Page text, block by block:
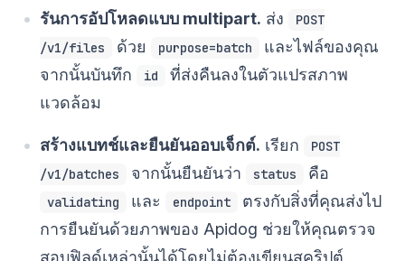
รันการอัปโหลดแบบ multipart. ส่ง
POST
/v1/files
ด้วย purpose=batch
และไฟล์ของคุณ
จากนั้นบันทึก
id
ที่ส่งคืนลงในตัวแปรสภาพ
แวดล้อม
สร้างแบทช์และยืนยันออบเจ็กต์. เรียก
POST
/v1/batches
จากนั้นยืนยันว่า status คือ
validating และ endpoint
ตรงกับสิ่งที่คุณส่งไป
การยืนยันด้วยภาพของ Apidog ช่วยให้คุณตรวจ
สอบฟิลด์เหล่านั้นได้โดยไม่ต้องเขียนสคริปต์